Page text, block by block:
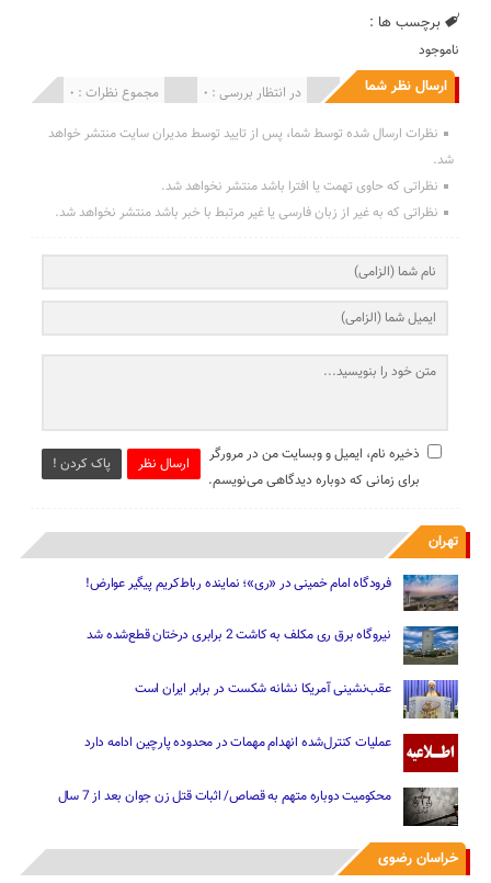
برچسب ها :
ناموجود
ارسال نظر شما مجموع نظرات : 0 در انتظار بررسی : 0 انتشار یافته : 0
نظرات ارسال شده توسط شما، پس از تایید توسط مدیران سایت منتشر خواهد
شد.
نظراتی که حاوی تهمت یا افترا باشد منتشر نخواهد شد.
نظراتی که به غیر از زبان فارسی یا غیر مرتبط با خبر باشد منتشر نخواهد شد.
ارسال نظر پاک کردن !
ذخیره نام، ایمیل و وبسایت من در مرورگر
برای زمانی که دوباره دیدگاهی می‌نویسم.
تهران
فرودگاه امام خمینی در «ری»؛ نماینده رباط‌کریم پیگیر عوارض!
نیروگاه برق ری مکلف به کاشت 2 برابری درختان قطع‌شده شد
عقب‌نشینی آمریکا نشانه شکست در برابر ایران است
عملیات کنترل‌شده انهدام مهمات در محدوده پارچین ادامه دارد
محکومیت دوباره متهم به قصاص/ اثبات قتل زن جوان بعد از 7 سال
خراسان رضوی